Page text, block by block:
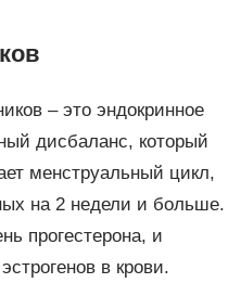
– это эндокринное
дисбаланс, который
менструальный цикл,
на 2 недели и больше.
прогестерона, и
в крови.